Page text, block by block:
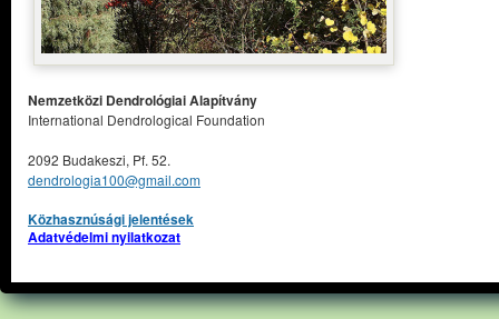
Nemzetközi Dendrológiai Alapítvány
International Dendrological Foundation
2092 Budakeszi, Pf. 52.
dendrologia100@gmail.com
Közhasznúsági jelentések
Adatvédelmi nyilatkozat